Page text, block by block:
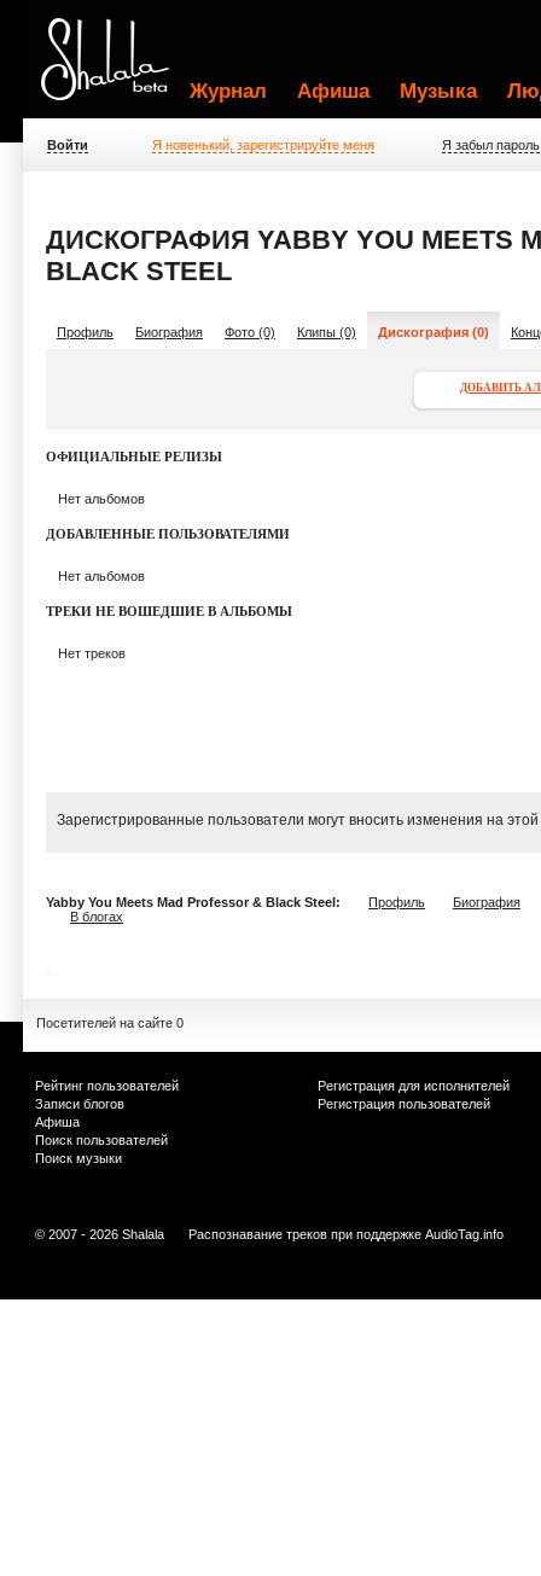
Журнал Афиша Музыка
Войти Я новенький, зарегистрируйте меня Я забыл пароль
ДИСКОГРАФИЯ YABBY YOU MEETS
BLACK STEEL
Профиль Биография Фото (0) Клипы (0) Дискография (0)
ДОБАВИТЬ
ОФИЦИАЛЬНЫЕ РЕЛИЗЫ
Нет альбомов
ДОБАВЛЕННЫЕ ПОЛЬЗОВАТЕЛЯМИ
Нет альбомов
ТРЕКИ НЕ ВОШЕДШИЕ В АЛЬБОМЫ
Нет треков
Зарегистрированные пользователи могут вносить изменения на
Yabby You Meets Mad Professor & Black Steel: Профиль
Биография
В блогах
Посетителей на сайте 0
Рейтинг пользователей
Записи блогов
Афиша
Поиск пользователей
Поиск музыки
Регистрация для исполнителей
Регистрация пользователей
© 2007 - 2026 Shalala Распознавание треков при поддержке AudioTag.info